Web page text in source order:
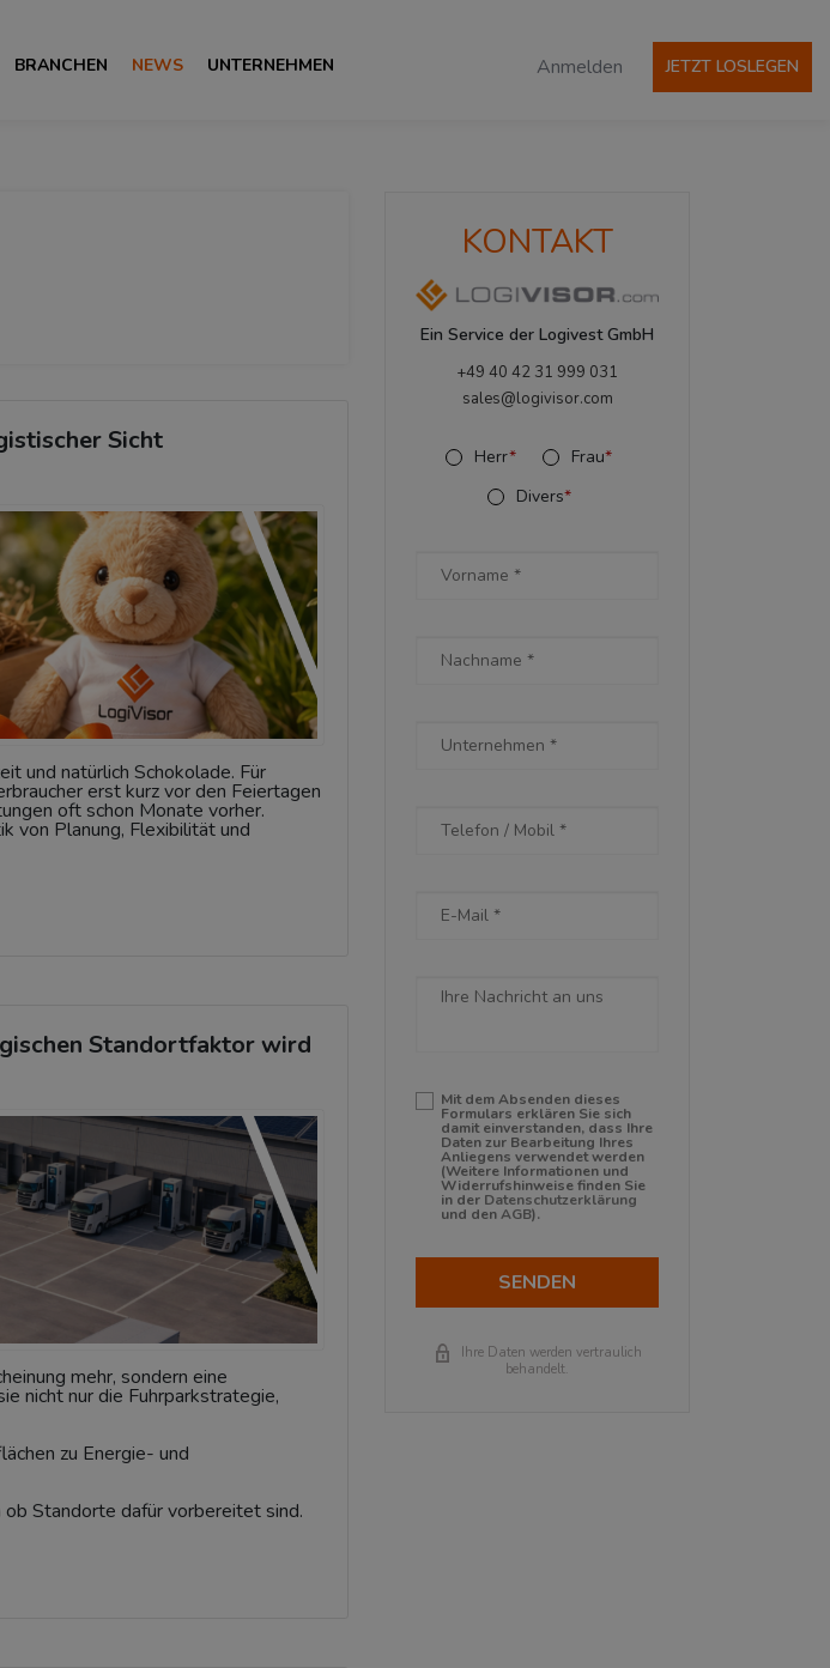
BRANCHEN NEWS UNTERNEHMEN Anmelden JETZT LOSLEGEN
Sicht
und natürlich Schokolade. Für
erst kurz vor den Feiertagen
oft schon Monate vorher.
von Planung, Flexibilität und
Standortfaktor wird
mehr, sondern eine
nicht nur die Fuhrparkstrategie,
zu Energie- und
Standorte dafür vorbereitet sind.
KONTAKT
Ein Service der Logivest GmbH
+49 40 42 31 999 031
sales@logivisor.com
Herr* Frau*
Divers*
Mit dem Absenden dieses
Formulars erklären Sie sich
damit einverstanden, dass Ihre
Daten zur Bearbeitung Ihres
Anliegens verwendet werden
(Weitere Informationen und
Widerrufshinweise finden Sie
in der Datenschutzerklärung
und denAGB).
SENDEN
Ihre Daten werden vertraulich
behandelt.